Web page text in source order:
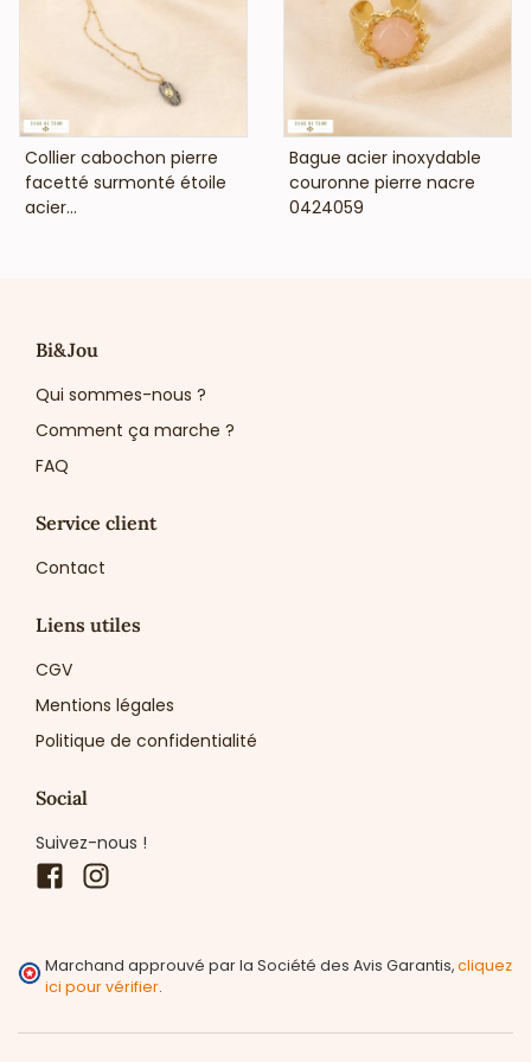
VOIR LE PRIX
Collier cabochon pierre
facetté surmonté étoile
acier...
VOIR LE PRIX
Bague acier inoxydable
couronne pierre nacre
0424059
Bi&Jou
Qui sommes-nous ?
Comment ça marche ?
FAQ
Service client
Contact
Liens utiles
CGV
Mentions légales
Politique de confidentialité
Social
Suivez-nous !
Facebook
Marchand approuvé par la Société des Avis Garantis,cliquez
ici pour vérifier.